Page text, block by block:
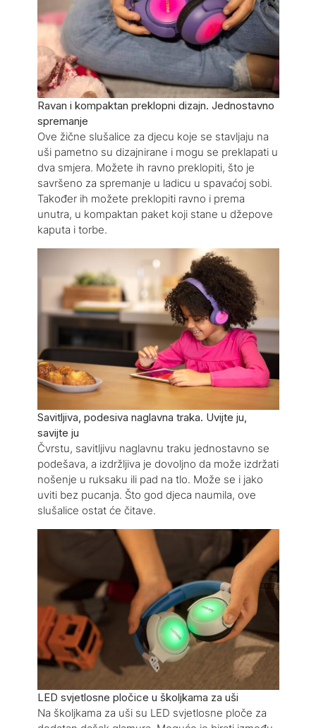
Ravan i kompaktan preklopni dizajn. Jednostavno
spremanje
Ove žične slušalice za djecu koje se stavljaju na
uši pametno su dizajnirane i mogu se preklapati u
dva smjera. Možete ih ravno preklopiti, što je
savršeno za spremanje u ladicu u spavaćoj sobi.
Također ih možete preklopiti ravno i prema
unutra, u kompaktan paket koji stane u džepove
kaputa i torbe.
Savitljiva, podesiva naglavna traka. Uvijte ju,
savijte ju
Čvrstu, savitljivu naglavnu traku jednostavno se
podešava, a izdržljiva je dovoljno da može izdržati
nošenje u ruksaku ili pad na tlo. Može se i jako
uviti bez pucanja. Što god djeca naumila, ove
slušalice ostat će čitave.
LED svjetlosne pločice u školjkama za uši
Na školjkama za uši su LED svjetlosne ploče za